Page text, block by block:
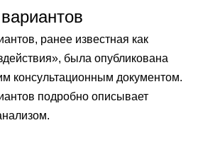
ранее известная как
была опубликована
консультационным документом.
подробно описывает